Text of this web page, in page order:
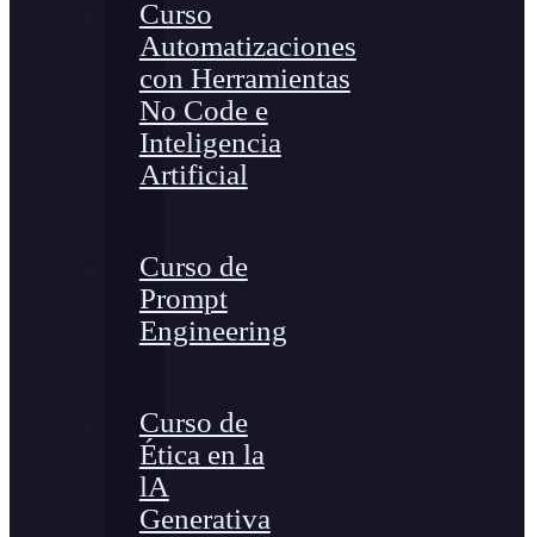
Curso
Automatizaciones
con Herramientas
No Code e
Inteligencia
Artificial
Curso de
Prompt
Engineering
Curso de
Ética en la
lA
Generativa